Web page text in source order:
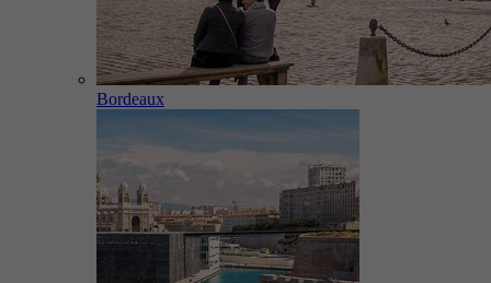
Bordeaux